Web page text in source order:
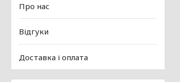
Про нас
Відгуки
Доставка і оплата